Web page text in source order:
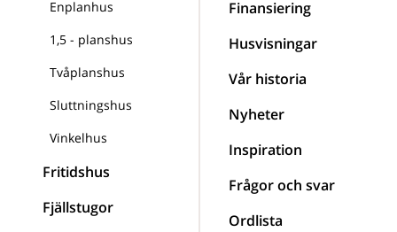
Enplanhus
1,5 - planshus
Tvåplanshus
Sluttningshus
Vinkelhus
Fritidshus
Fjällstugor
Finansiering
Husvisningar
Vår historia
Nyheter
Inspiration
Frågor och svar
Ordlista